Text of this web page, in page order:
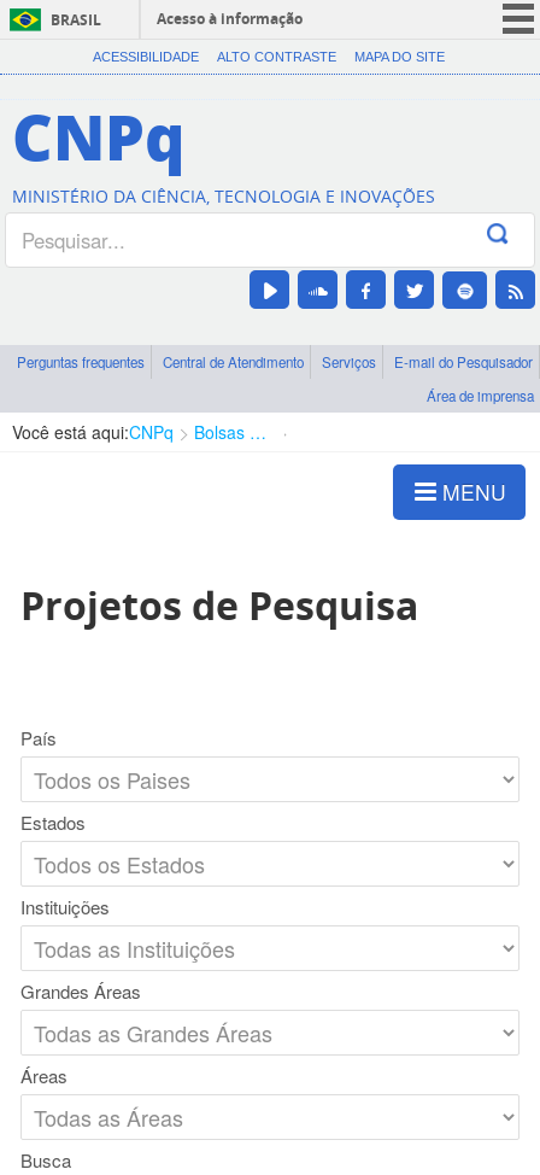
BRASIL
Acesso à informação
CORONAVÍRUS (COVID-19)
Canais
ACESSIBILIDADE ALTO CONTRASTE MAPA DO SITE
CNPq
MINISTÉRIO DA CIÊNCIA, TECNOLOGIA E INOVAÇÕES
Perguntas frequentes Central de Atendimento Serviços
E-mail do Pesquisador
Área de imprensa
Você está aqui:CNPq Bolsas e Auxílios Vigentes
MENU
Projetos de Pesquisa
País
Estados
Instituições
Grandes Áreas
Áreas
Busca